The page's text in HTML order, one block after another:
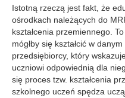
Istotną rzeczą jest fakt, że
ośrodkach należących do
kształcenia przemiennego.
mógłby się kształcić w
przedsiębiorcy, który
uczniowi odpowiednią dla
się proces tzw. kształcenia
szkolnego uczeń spędza